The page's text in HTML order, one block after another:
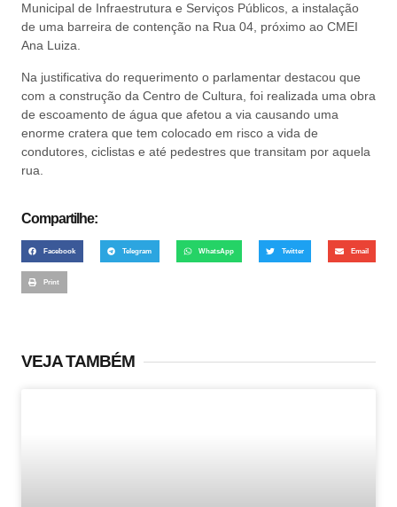
Municipal de Infraestrutura e Serviços Públicos, a instalação
de uma barreira de contenção na Rua 04, próximo ao CMEI
Ana Luiza.
Na justificativa do requerimento o parlamentar destacou que
com a construção da Centro de Cultura, foi realizada uma obra
de escoamento de água que afetou a via causando uma
enorme cratera que tem colocado em risco a vida de
condutores, ciclistas e até pedestres que transitam por aquela
rua.
Compartilhe:
Facebook Telegram WhatsApp Twitter Email
Print
VEJA TAMBÉM